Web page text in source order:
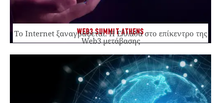
WEB3 SUMMIT ATHENS
Το Internet ξαναγράφεται. Η Ελλάδα στο επίκεντρο της
Web3 μετάβασης